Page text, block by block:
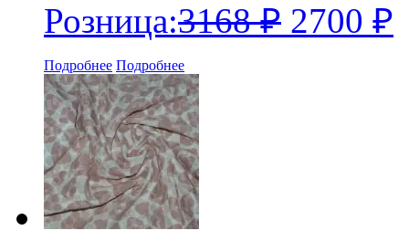
Розница:3168₽ 2700 ₽
Подробнее Подробнее